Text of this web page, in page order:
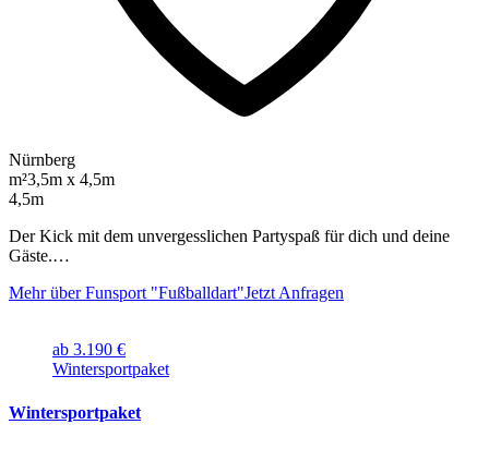
Nürnberg
m²3,5m x 4,5m
4,5m
Der Kick mit dem unvergesslichen Partyspaß für dich und deine
Gäste.…
Mehr über Funsport "Fußballdart"Jetzt Anfragen
ab 3.190 €
Wintersportpaket
Wintersportpaket